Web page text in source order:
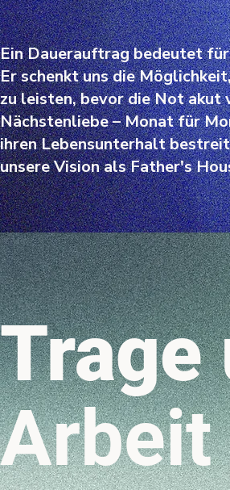
Ein Dauerauftrag bedeutet
Er schenkt uns die
zu leisten, bevor die Not
Nächstenliebe – Monat für
ihren Lebensunterhalt
unsere Vision als Father's
Trage
Arbeit